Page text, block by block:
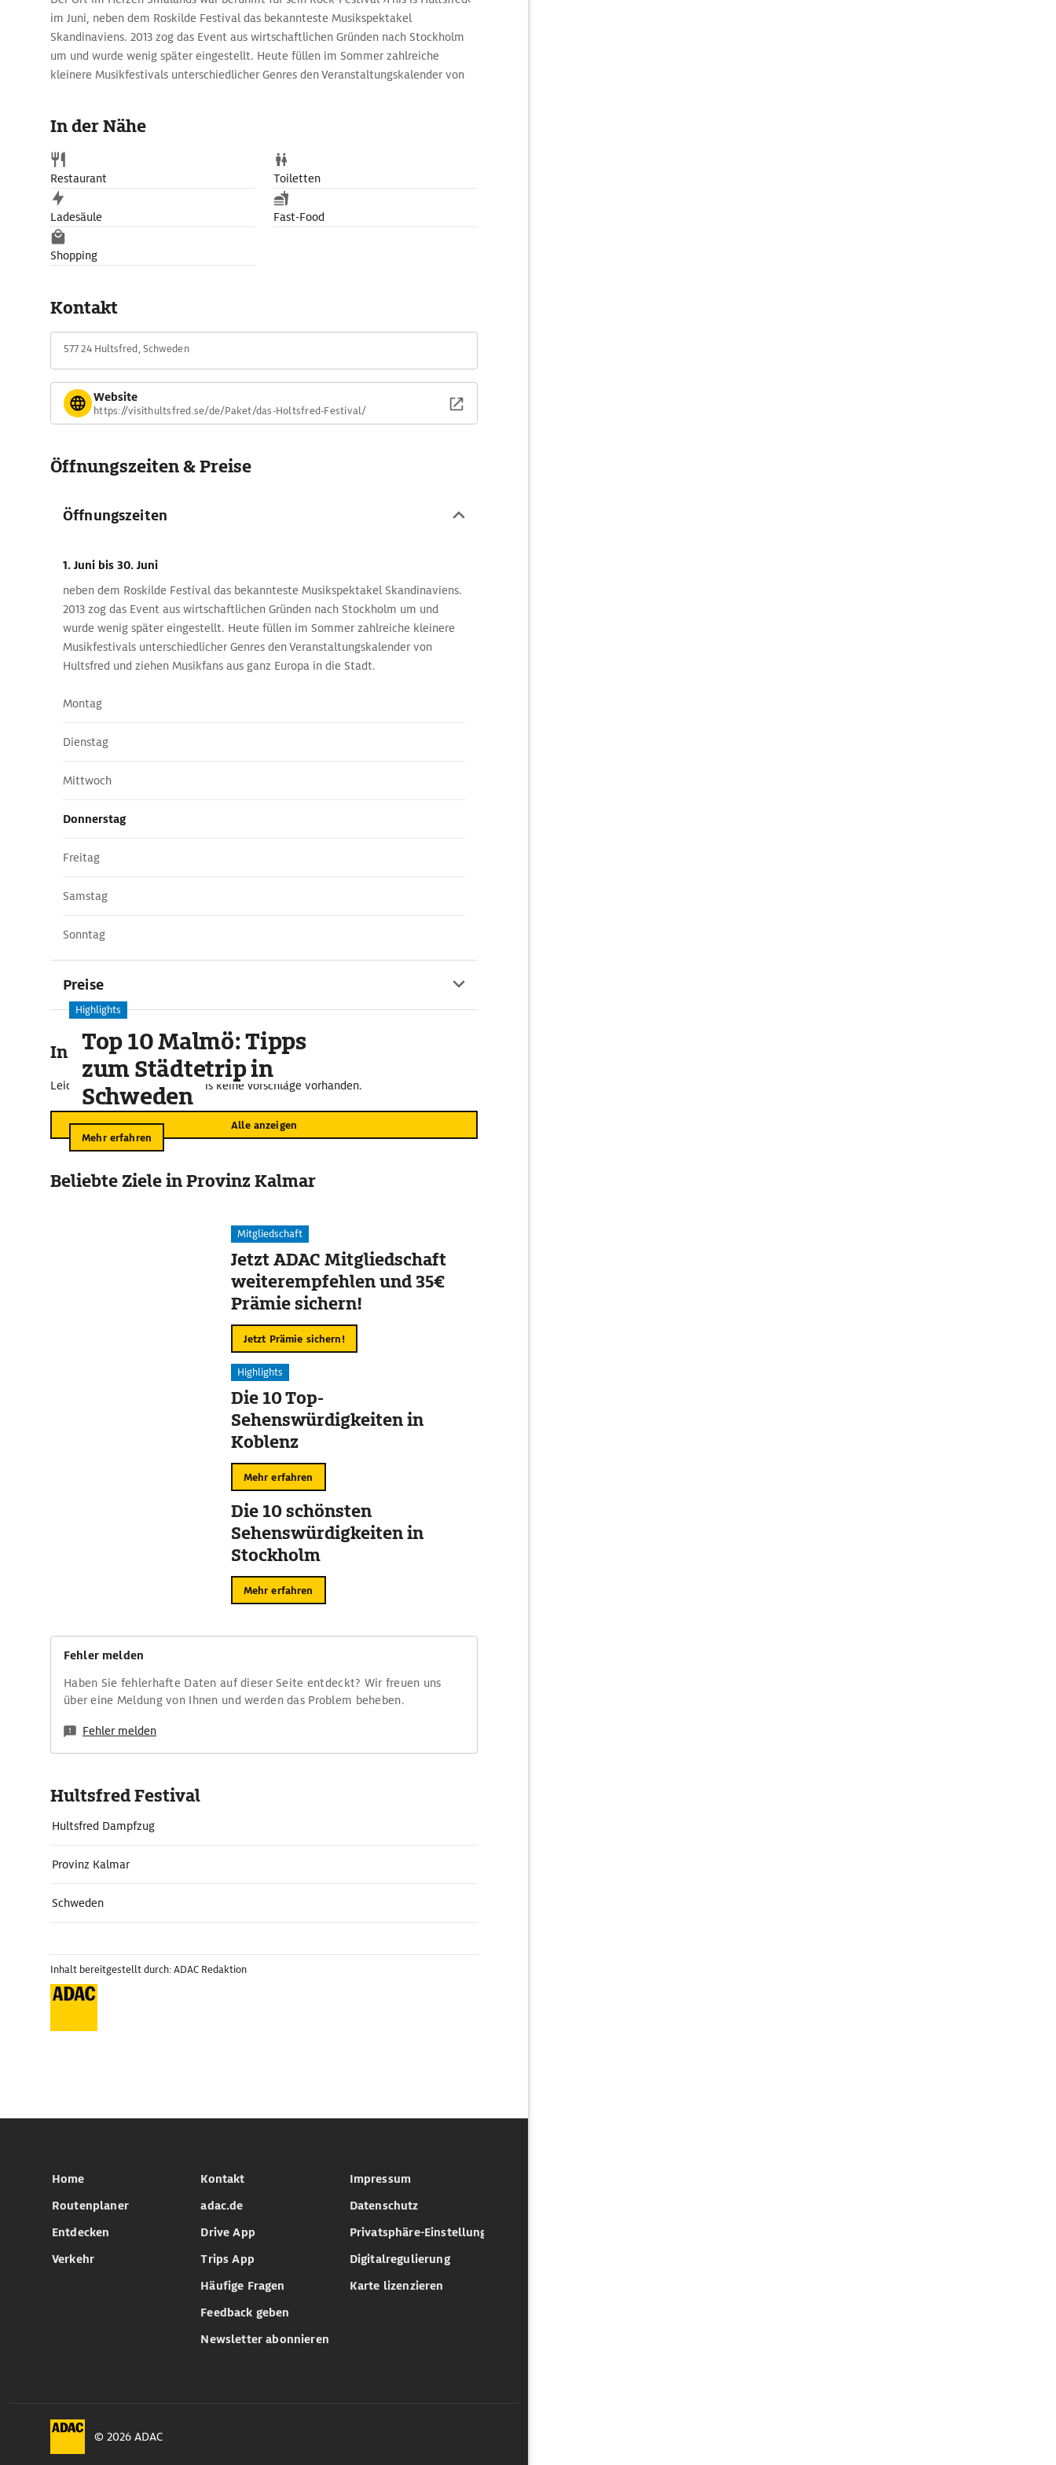
im Juni, neben dem Roskilde Festival das bekannteste Musikspektakel
Skandinaviens. 2013 zog das Event aus wirtschaftlichen Gründen nach Stockholm
um und wurde wenig später eingestellt. Heute füllen im Sommer zahlreiche
kleinere Musikfestivals unterschiedlicher Genres den Veranstaltungskalender von
In der Nähe
Restaurant Toiletten
Ladesäule Fast-Food
Shopping
Kontakt
577 24 Hultsfred, Schweden
Website
https://visithultsfred.se/de/Paket/das-Holtsfred-Festival/
Öffnungszeiten & Preise
Öffnungszeiten
1. Juni bis 30. Juni
neben dem Roskilde Festival das bekannteste Musikspektakel Skandinaviens.
2013 zog das Event aus wirtschaftlichen Gründen nach Stockholm um und
wurde wenig später eingestellt. Heute füllen im Sommer zahlreiche kleinere
Musikfestivals unterschiedlicher Genres den Veranstaltungskalender von
Hultsfred und ziehen Musikfans aus ganz Europa in die Stadt.
Montag
Dienstag
Mittwoch
Donnerstag
Freitag
Samstag
Sonntag
Preise
In der Umgebung
Leider sind im näheren Umkreis keine Vorschläge vorhanden.
Alle anzeigen
Highlights
Top 10 Malmö: Tipps
zum Städtetrip in
Schweden
Mehr erfahren
Beliebte Ziele in Provinz Kalmar
Mitgliedschaft
Jetzt ADAC Mitgliedschaft
weiterempfehlen und 35€
Prämie sichern!
Jetzt Prämie sichern!
Highlights
Die 10 Top-
Sehenswürdigkeiten in
Koblenz
Mehr erfahren
Die 10 schönsten
Sehenswürdigkeiten in
Stockholm
Mehr erfahren
Fehler melden
Haben Sie fehlerhafte Daten auf dieser Seite entdeckt? Wir freuen uns
über eine Meldung von Ihnen und werden das Problem beheben.
Fehler melden
Hultsfred Festival
Hultsfred Dampfzug
Provinz Kalmar
Schweden
Inhalt bereitgestellt durch: ADAC Redaktion
Home
Routenplaner
Entdecken
Verkehr
Kontakt
adac.de
Drive App
Trips App
Häufige Fragen
Feedback geben
Newsletter abonnieren
Impressum
Datenschutz
Privatsphäre-Einstellungen
Digitalregulierung
Karte lizenzieren
© 2026 ADAC